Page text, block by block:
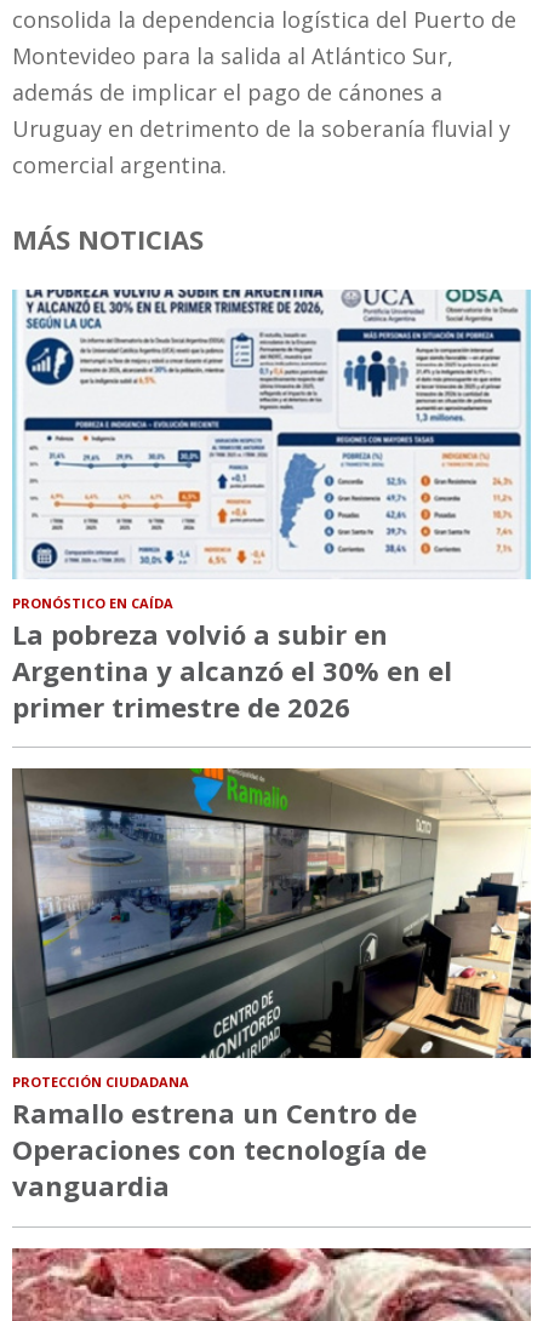
consolida la dependencia logística del Puerto de
Montevideo para la salida al Atlántico Sur,
además de implicar el pago de cánones a
Uruguay en detrimento de la soberanía fluvial y
comercial argentina.
MÁS NOTICIAS
PRONÓSTICO EN CAÍDA
La pobreza volvió a subir en
Argentina y alcanzó el 30% en el
primer trimestre de 2026
PROTECCIÓN CIUDADANA
Ramallo estrena un Centro de
Operaciones con tecnología de
vanguardia